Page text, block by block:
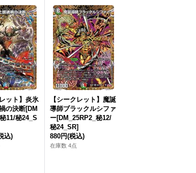
ット】炎氷
の決断[DM
11/秘24_S
込)
【シークレット】魔誕
導師ブラックルシファ
ー[DM_25RP2_秘12/
秘24_SR]
880円(税込)
在庫数 4点